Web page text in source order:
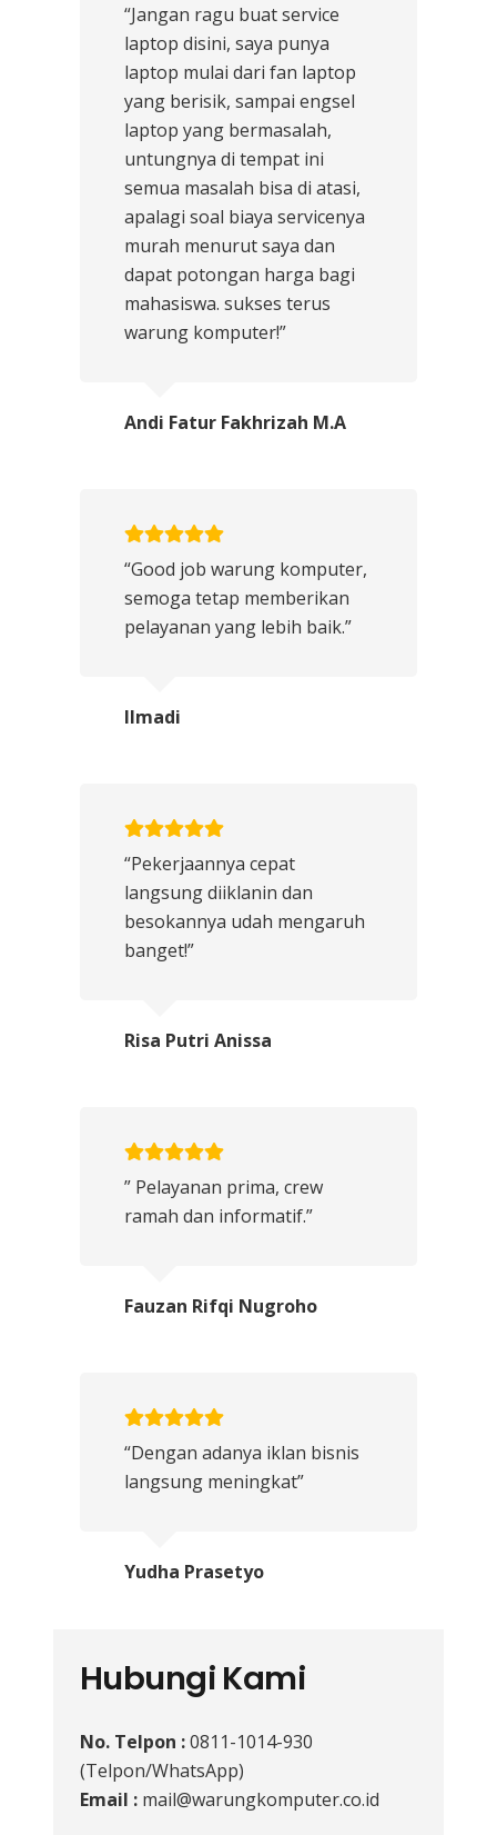
“Jangan ragu buat service
laptop disini, saya punya
laptop mulai dari fan laptop
yang berisik, sampai engsel
laptop yang bermasalah,
untungnya di tempat ini
semua masalah bisa di atasi,
apalagi soal biaya servicenya
murah menurut saya dan
dapat potongan harga bagi
mahasiswa. sukses terus
warung komputer!”
Andi Fatur Fakhrizah M.A
“Good job warung komputer,
semoga tetap memberikan
pelayanan yang lebih baik.”
Ilmadi
“Pekerjaannya cepat
langsung diiklanin dan
besokannya udah mengaruh
banget!”
Risa Putri Anissa
” Pelayanan prima, crew
ramah dan informatif.”
Fauzan Rifqi Nugroho
“Dengan adanya iklan bisnis
langsung meningkat”
Yudha Prasetyo
Hubungi Kami
No. Telpon :0811-1014-930
(Telpon/WhatsApp)
Email : mail@warungkomputer.co.id